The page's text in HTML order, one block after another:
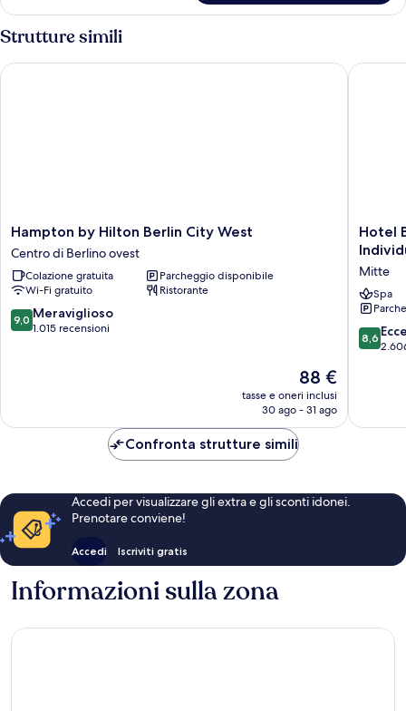
Desk)
Standard,
letti
(Working
Strutture simili
Hampton
by
Hilton
Berlin
City
West
Centro
Hampton by Hilton Berlin City West
Centro di Berlino ovest
Colazione gratuita
Parcheggio disponibile
Wi-Fi gratuito
Ristorante
9.0
su
9,0 Meraviglioso
1.015 recensioni
Il
prezzo
attuale
88 €
88 €
tasse e oneri inclusi
30 ago - 31 ago
Hampton by Hilton Berlin City West
Hotel
Berlin,
a
member
of
Hotel
Mitte
Spa
8.6
su
8,6
Hotel
Confronta strutture simili
Accedi per visualizzare gli extra e gli sconti idonei.
Prenotare conviene!
Accedi Iscriviti gratis
Informazioni sulla zona